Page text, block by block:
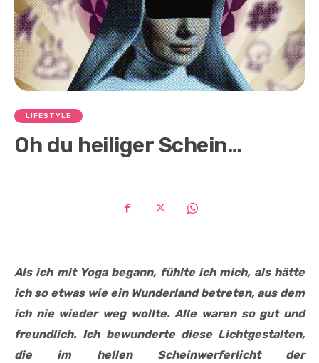
LIFESTYLE
Oh du heiliger Schein…
Als ich mit Yoga begann, fühlte ich mich, als hätte
ich so etwas wie ein Wunderland betreten, aus dem
ich nie wieder weg wollte. Alle waren so gut und
freundlich. Ich bewunderte diese Lichtgestalten,
die im hellen Scheinwerferlicht der